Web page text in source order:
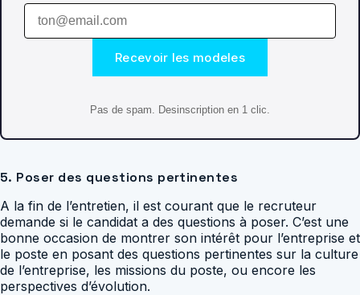
Recevoir les modeles
Pas de spam. Desinscription en 1 clic.
5. Poser des questions pertinentes
A la fin de l’entretien, il est courant que le recruteur
demande si le candidat a des questions à poser. C’est une
bonne occasion de montrer son intérêt pour l’entreprise et
le poste en posant des questions pertinentes sur la culture
de l’entreprise, les missions du poste, ou encore les
perspectives d’évolution.